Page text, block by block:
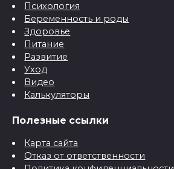
Психология
Беременность и роды
Здоровье
Питание
Развитие
Уход
Видео
Калькуляторы
Полезные ссылки
Карта сайта
Отказ от ответственности